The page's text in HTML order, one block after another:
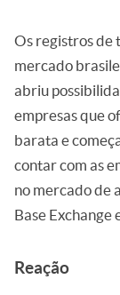
Os registros de
mercado
abriu
empresas que
barata e
contar com as
no mercado de
Base Exchange
Reação